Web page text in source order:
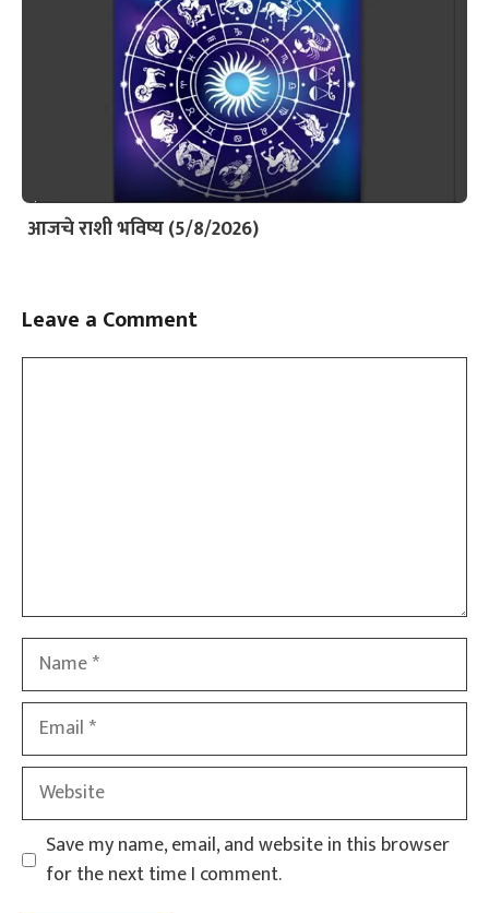
आजचे राशी भविष्य (5/8/2026)
Leave a Comment
Name
Email
Website
Save my name, email, and website in this browser
for the next time I comment.